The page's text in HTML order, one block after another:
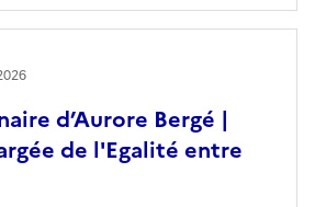
d’Aurore Bergé |
de l'Egalité entre